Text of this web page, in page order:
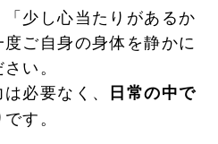
少し心当たりがあるか
ご自身の身体を静かに
い。
必要なく、 日常の中で
す。